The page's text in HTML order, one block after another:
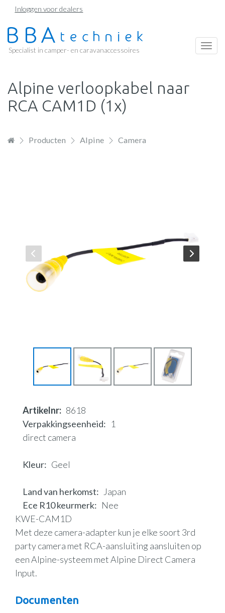
Overslaan
naar
de
Inloggen voor dealers
Specialist in camper- en caravanaccessoires
Alpine verloopkabel naar
RCA CAM1D (1x)
Producten Alpine Camera
Artikelnr
8618
Verpakkingseenheid
1
direct camera
Kleur Geel
Land van herkomst
Japan
Ece R10 keurmerk
Nee
KWE-CAM1D
Met deze camera-adapter kun je elke soort 3rd
party camera met RCA-aansluiting aansluiten op
een Alpine-systeem met Alpine Direct Camera
Input.
Documenten